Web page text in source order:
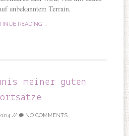
unbekanntem Terrain.
READING →
meiner guten
// NO COMMENTS